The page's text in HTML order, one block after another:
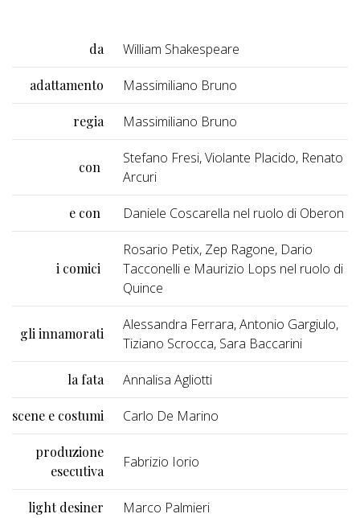
da William Shakespeare
adattamento Massimiliano Bruno
regia Massimiliano Bruno
con
Stefano Fresi, Violante Placido, Renato
Arcuri
e con Daniele Coscarella nel ruolo di Oberon
i comici
Rosario Petix, Zep Ragone, Dario
Tacconelli e Maurizio Lops nel ruolo di
Quince
gli innamorati
Alessandra Ferrara, Antonio Gargiulo,
Tiziano Scrocca, Sara Baccarini
la fata Annalisa Agliotti
scene e costumi Carlo De Marino
produzione
esecutiva
Fabrizio Iorio
light desiner Marco Palmieri